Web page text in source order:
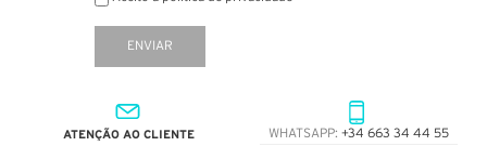
ENVIAR
ATENÇÃO AO CLIENTE WHATSAPP: +34 663 34 44 55